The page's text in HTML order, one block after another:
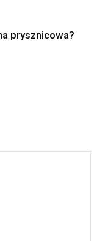
prysznicowa?